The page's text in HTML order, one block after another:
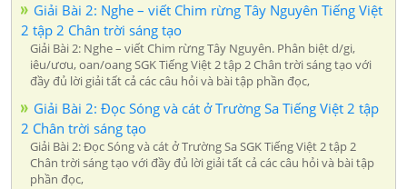
Giải Bài 2: Nghe – viết Chim rừng Tây Nguyên Tiếng Việt
2 tập 2 Chân trời sáng tạo
Giải Bài 2: Nghe – viết Chim rừng Tây Nguyên. Phân biệt d/gi,
iêu/ươu, oan/oang SGK Tiếng Việt 2 tập 2 Chân trời sáng tạo với
đầy đủ lời giải tất cả các câu hỏi và bài tập phần đọc,
Giải Bài 2: Đọc Sóng và cát ở Trường Sa Tiếng Việt 2 tập
2 Chân trời sáng tạo
Giải Bài 2: Đọc Sóng và cát ở Trường Sa SGK Tiếng Việt 2 tập 2
Chân trời sáng tạo với đầy đủ lời giải tất cả các câu hỏi và bài tập
phần đọc,